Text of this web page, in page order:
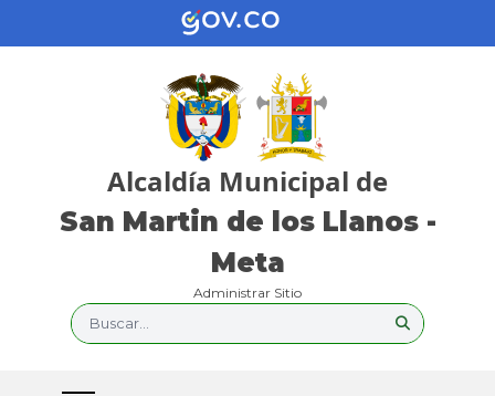
Alcaldía Municipal de
San Martin de los Llanos -
Meta
Administrar Sitio
Buscar...